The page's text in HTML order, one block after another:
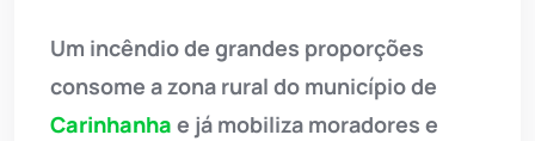
Um incêndio de grandes proporções
consome a zona rural do município de
Carinhanha e já mobiliza moradores e